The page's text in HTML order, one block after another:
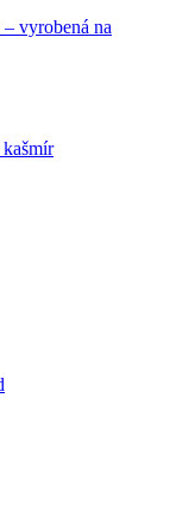
vyrobená na
kašmír